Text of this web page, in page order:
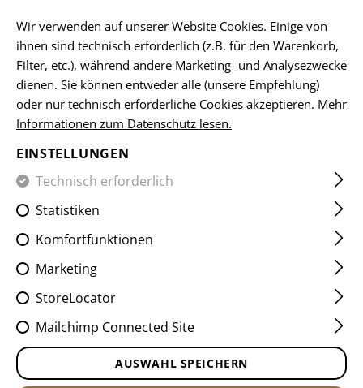
HOME EQUIPMENT GÜRTEL OPERATOR OUTER BELT
OPERATOR OUTER BELT
Wir verwenden auf unserer Website Cookies. Einige von
ihnen sind technisch erforderlich (z.B. für den Warenkorb,
Filter, etc.), während andere Marketing- und Analysezwecke
dienen. Sie können entweder alle (unsere Empfehlung)
oder nur technisch erforderliche Cookies akzeptieren. Mehr
Informationen zum Datenschutz lesen.
EINSTELLUNGEN
Technisch erforderlich
Statistiken
Komfortfunktionen
Marketing
StoreLocator
Mailchimp Connected Site
AUSWAHL SPEICHERN